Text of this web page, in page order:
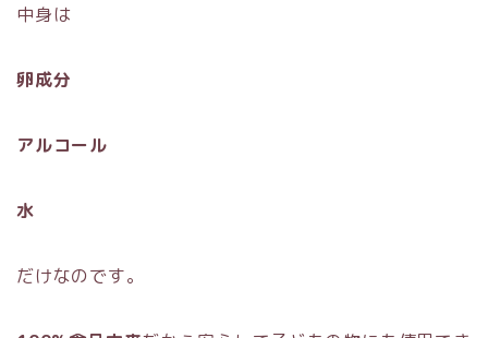
中身は
卵成分
アルコール
水
だけなのです。